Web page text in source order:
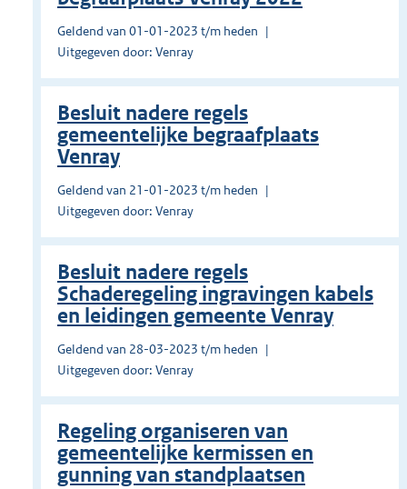
Geldend van 01-01-2023 t/m heden
Uitgegeven door: Venray
Besluit nadere regels
gemeentelijke begraafplaats
Venray
Geldend van 21-01-2023 t/m heden
Uitgegeven door: Venray
Besluit nadere regels
Schaderegeling ingravingen kabels
en leidingen gemeente Venray
Geldend van 28-03-2023 t/m heden
Uitgegeven door: Venray
Regeling organiseren van
gemeentelijke kermissen en
gunning van standplaatsen